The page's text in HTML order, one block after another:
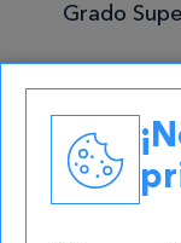
Grado